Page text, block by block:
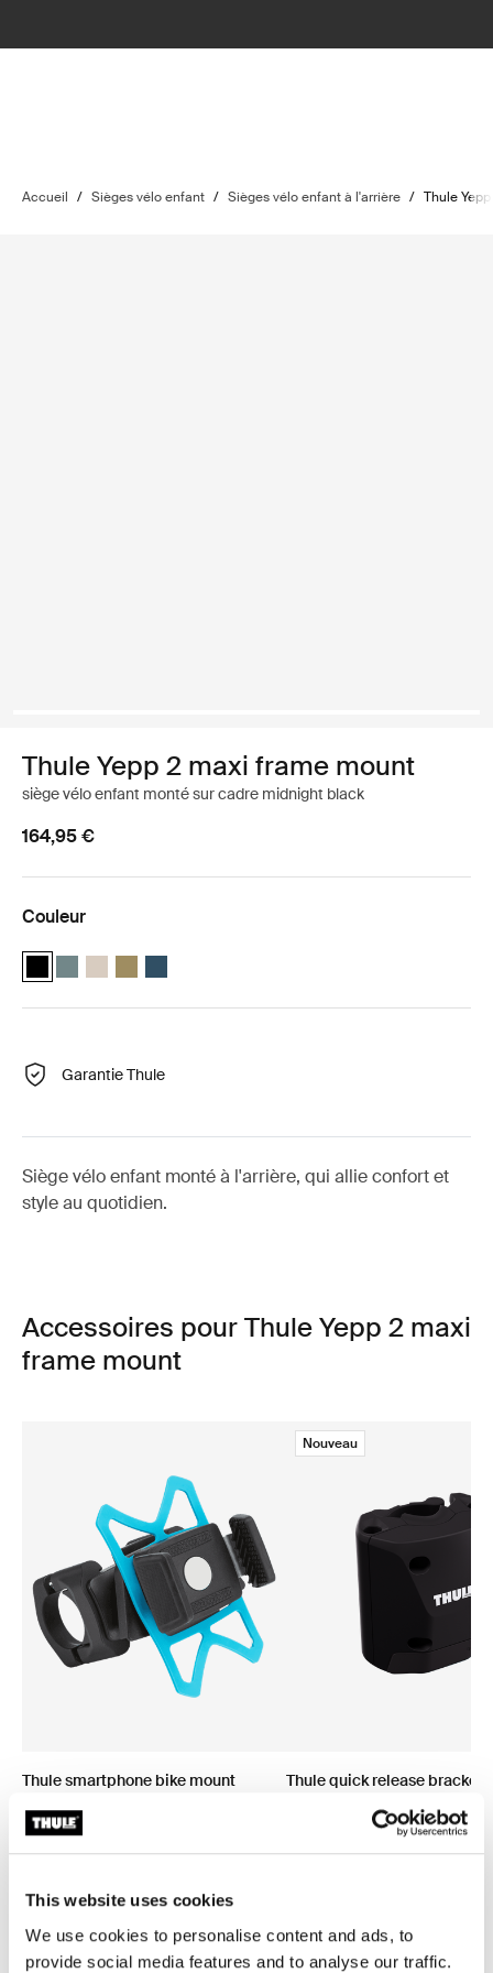
This website uses cookies
We use cookies to personalise content and ads, to
provide social media features and to analyse our traffic.
Accueil / Sièges vélo enfant / Sièges vélo enfant à l'arrière / Thule
Thule Yepp 2 maxi frame mount
siège vélo enfant monté sur cadre midnight black
164,95 €
Couleur
Thule Yepp 2 maxi Noir minuit (selected)
Thule Yepp 2 maxi Bleu moyen
Thule Yepp 2 maxi Sable doux
Thule Yepp 2 maxi Vert nutria
Thule Yepp 2 maxi Majolica Blue
Garantie Thule
Siège vélo enfant monté à l'arrière, qui allie confort et
style au quotidien.
Accessoires pour Thule Yepp 2 maxi
frame mount
Thule smartphone bike mount
39,95 €
Nouveau
Thule quick release bracket